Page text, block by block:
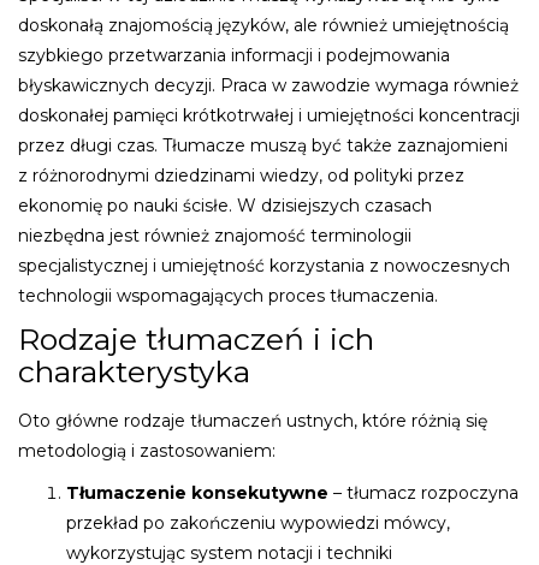
doskonałą znajomością języków, ale również umiejętnością
szybkiego przetwarzania informacji i podejmowania
błyskawicznych decyzji. Praca w zawodzie wymaga również
doskonałej pamięci krótkotrwałej i umiejętności koncentracji
przez długi czas. Tłumacze muszą być także zaznajomieni
z różnorodnymi dziedzinami wiedzy, od polityki przez
ekonomię po nauki ścisłe. W dzisiejszych czasach
niezbędna jest również znajomość terminologii
specjalistycznej i umiejętność korzystania z nowoczesnych
technologii wspomagających proces tłumaczenia.
Rodzaje tłumaczeń i ich
charakterystyka
Oto główne rodzaje tłumaczeń ustnych, które różnią się
metodologią i zastosowaniem:
Tłumaczenie konsekutywne – tłumacz rozpoczyna
przekład po zakończeniu wypowiedzi mówcy,
wykorzystując system notacji i techniki